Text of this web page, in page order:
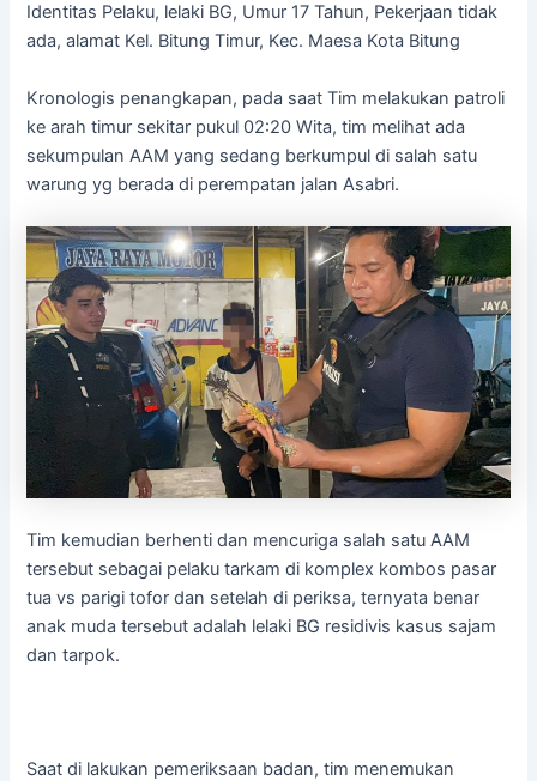
Identitas Pelaku, lelaki BG, Umur 17 Tahun, Pekerjaan tidak
ada, alamat Kel. Bitung Timur, Kec. Maesa Kota Bitung
Kronologis penangkapan, pada saat Tim melakukan patroli
ke arah timur sekitar pukul 02:20 Wita, tim melihat ada
sekumpulan AAM yang sedang berkumpul di salah satu
warung yg berada di perempatan jalan Asabri.
Tim kemudian berhenti dan mencuriga salah satu AAM
tersebut sebagai pelaku tarkam di komplex kombos pasar
tua vs parigi tofor dan setelah di periksa, ternyata benar
anak muda tersebut adalah lelaki BG residivis kasus sajam
dan tarpok.
Saat di lakukan pemeriksaan badan, tim menemukan